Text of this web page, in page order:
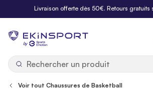
Allez au contenuLivraison offerte dès 50€. Retours gratuits
by
Voir tout Chaussures de Basketball